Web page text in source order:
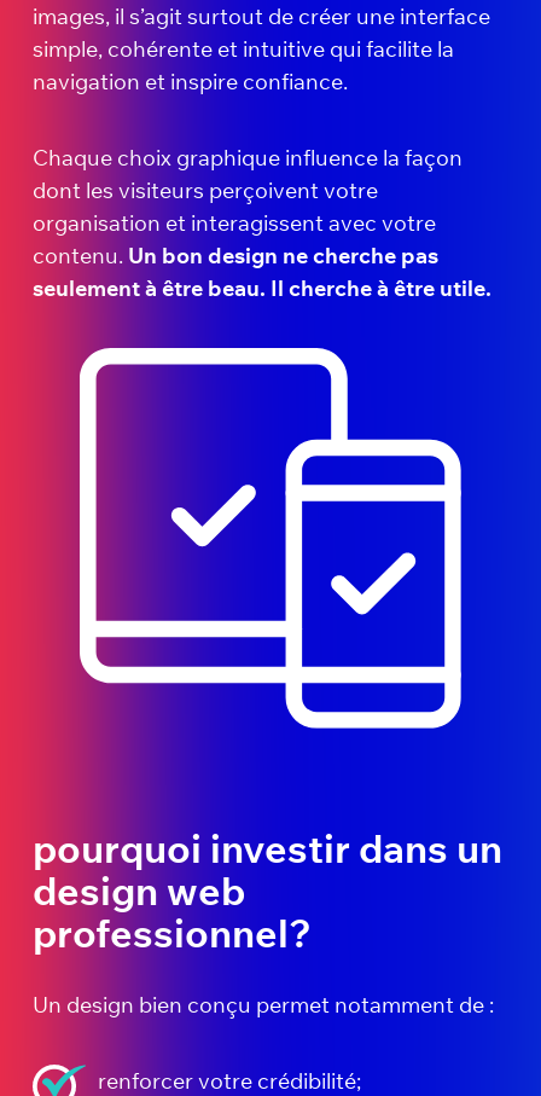
images, il s’agit surtout de créer une interface
simple, cohérente et intuitive qui facilite la
navigation et inspire confiance.
Chaque choix graphique influence la façon
dont les visiteurs perçoivent votre
organisation et interagissent avec votre
contenu. Un bon design ne cherche pas
seulement à être beau. Il cherche à être utile.
pourquoi investir dans un
design web
professionnel?
Un design bien conçu permet notamment de :
renforcer votre crédibilité;